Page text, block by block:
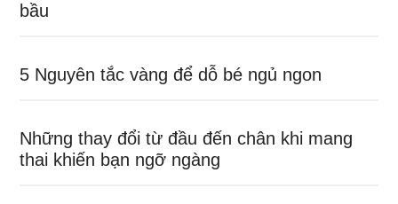
bầu
5 Nguyên tắc vàng để dỗ bé ngủ ngon
Những thay đổi từ đầu đến chân khi mang
thai khiến bạn ngỡ ngàng